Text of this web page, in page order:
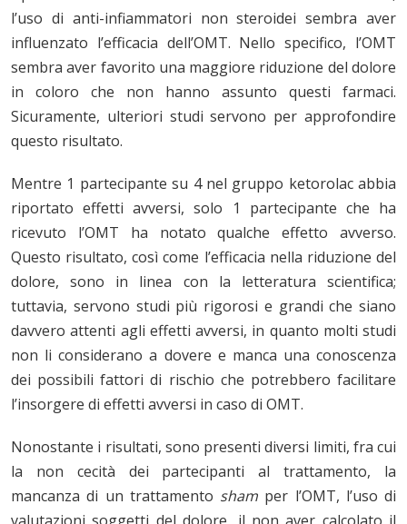
l’uso di anti-infiammatori non steroidei sembra aver
influenzato l’efficacia dell’OMT. Nello specifico, l’OMT
sembra aver favorito una maggiore riduzione del dolore
in coloro che non hanno assunto questi farmaci.
Sicuramente, ulteriori studi servono per approfondire
questo risultato.
Mentre 1 partecipante su 4 nel gruppo ketorolac abbia
riportato effetti avversi, solo 1 partecipante che ha
ricevuto l’OMT ha notato qualche effetto avverso.
Questo risultato, così come l’efficacia nella riduzione del
dolore, sono in linea con la letteratura scientifica;
tuttavia, servono studi più rigorosi e grandi che siano
davvero attenti agli effetti avversi, in quanto molti studi
non li considerano a dovere e manca una conoscenza
dei possibili fattori di rischio che potrebbero facilitare
l’insorgere di effetti avversi in caso di OMT.
Nonostante i risultati, sono presenti diversi limiti, fra cui
la non cecità dei partecipanti al trattamento, la
mancanza di un trattamento sham per l’OMT, l’uso di